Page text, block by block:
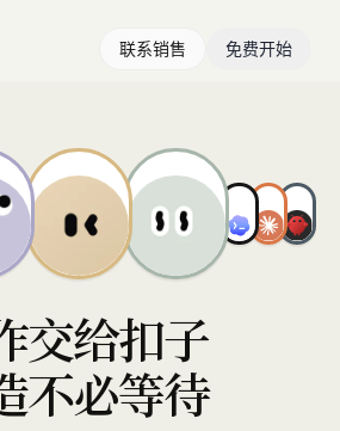
联系销售 免费开始
交给扣子
不必等待